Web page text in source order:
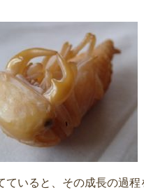
ていると、その成長の過程